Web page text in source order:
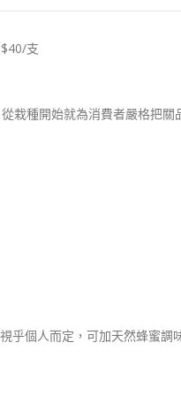
支
栽種開始就為消費者嚴格把關
乎個人而定，可加天然蜂蜜調